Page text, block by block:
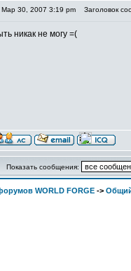
30, 2007 3:19 pm Заголовок
никак не могу =(
Показать сообщения:
WORLD FORGE ->